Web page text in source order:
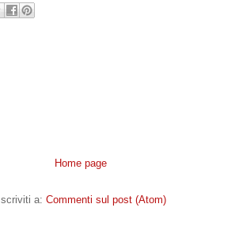
Home page
Iscriviti a: Commenti sul post (Atom)